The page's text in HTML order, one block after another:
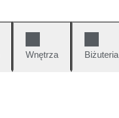
Wnętrza Biżuteria